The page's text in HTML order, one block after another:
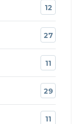
12
27
11
29
11